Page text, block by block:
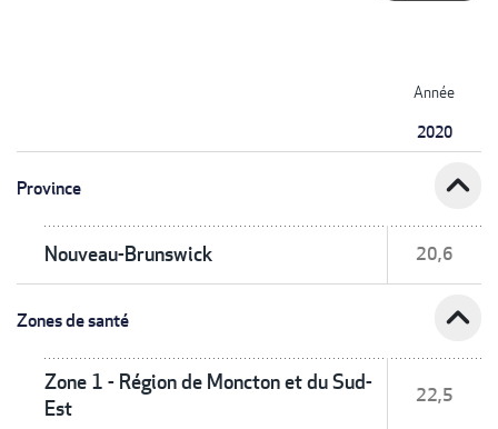
Année
2020
Province expand_less
Nouveau-Brunswick 20,6
Zones de santé expand_less
Zone 1 - Région de Moncton et du Sud-
Est
22,5